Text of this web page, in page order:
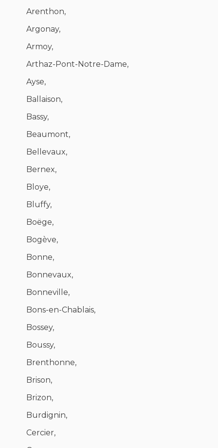
Arenthon,
Argonay,
Armoy,
Arthaz-Pont-Notre-Dame,
Ayse,
Ballaison,
Bassy,
Beaumont,
Bellevaux,
Bernex,
Bloye,
Bluffy,
Boëge,
Bogève,
Bonne,
Bonnevaux,
Bonneville,
Bons-en-Chablais,
Bossey,
Boussy,
Brenthonne,
Brison,
Brizon,
Burdignin,
Cercier,